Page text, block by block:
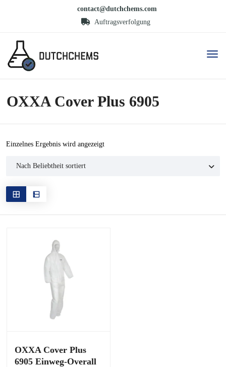
contact@dutchchems.com
Auftragsverfolgung
OXXA Cover Plus 6905
Einzelnes Ergebnis wird angezeigt
OXXA Cover Plus
6905 Einweg-Overall